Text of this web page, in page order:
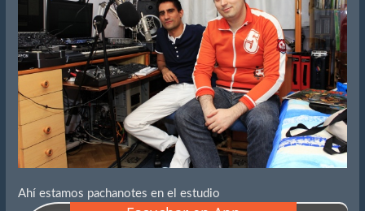
Ahí estamos pachanotes en el estudio